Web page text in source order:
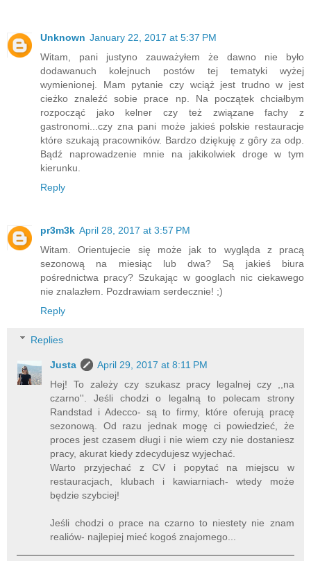
Unknown January 22, 2017 at 5:37 PM
Witam, pani justyno zauważyłem że dawno nie było
dodawanuch kolejnuch postów tej tematyki wyżej
wymienionej. Mam pytanie czy wciąż jest trudno w jest
cieżko znaleźć sobie prace np. Na początek chciałbym
rozpocząć jako kelner czy też związane fachy z
gastronomi...czy zna pani może jakieś polskie restauracje
które szukają pracowników. Bardzo dziękuję z gôry za odp.
Bądź naprowadzenie mnie na jakikolwiek droge w tym
kierunku.
Reply
pr3m3k April 28, 2017 at 3:57 PM
Witam. Orientujecie się może jak to wygląda z pracą
sezonową na miesiąc lub dwa? Są jakieś biura
pośrednictwa pracy? Szukając w googlach nic ciekawego
nie znalazłem. Pozdrawiam serdecznie! ;)
Reply
Replies
Justa
April 29, 2017 at 8:11 PM
Hej! To zależy czy szukasz pracy legalnej czy ,,na
czarno''. Jeśli chodzi o legalną to polecam strony
Randstad i Adecco- są to firmy, które oferują pracę
sezonową. Od razu jednak mogę ci powiedzieć, że
proces jest czasem długi i nie wiem czy nie dostaniesz
pracy, akurat kiedy zdecydujesz wyjechać.
Warto przyjechać z CV i popytać na miejscu w
restauracjach, klubach i kawiarniach- wtedy może
będzie szybciej!
Jeśli chodzi o prace na czarno to niestety nie znam
realiów- najlepiej mieć kogoś znajomego...